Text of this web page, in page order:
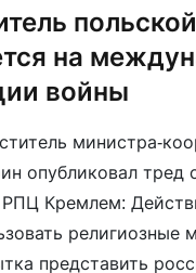
на
войны
министра-
опубликовал тред
РПЦ Кремлем:
религиозные
представить